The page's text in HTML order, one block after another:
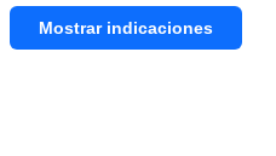
Mostrar indicaciones